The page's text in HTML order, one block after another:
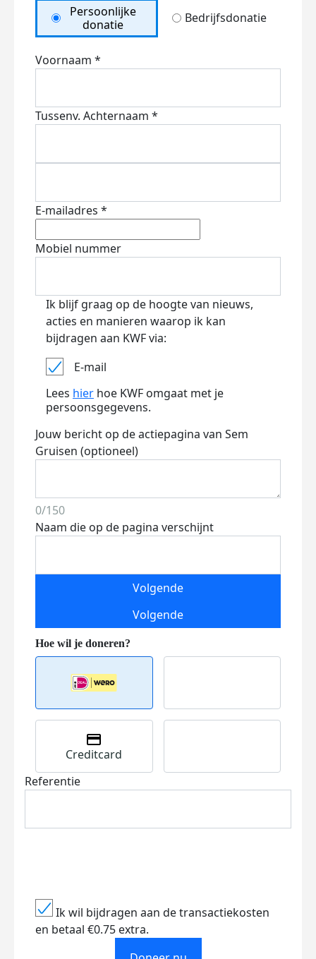
Persoonlijke
donatie
Bedrijfsdonatie
Voornaam *
Tussenv. Achternaam *
E-mailadres *
Mobiel nummer
Ik blijf graag op de hoogte van nieuws,
acties en manieren waarop ik kan
bijdragen aan KWF via:
E-mail
Lees hier hoe KWF omgaat met je
persoonsgegevens.
Jouw bericht op de actiepagina van Sem
Gruisen (optioneel)
0/150
Naam die op de pagina verschijnt
Volgende
Volgende
Creditcard
Referentie
Ik wil bijdragen aan de transactiekosten
en betaal €0.75 extra.